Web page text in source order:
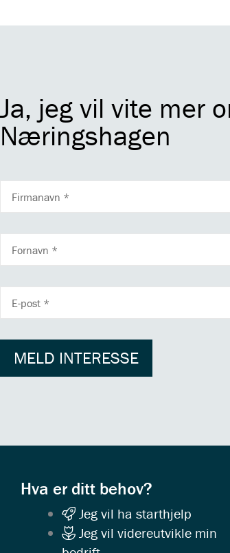
Ja, jeg vil vite mer
Næringshagen
MELD INTERESSE
Hva er ditt behov?
Jeg vil ha starthjelp
Jeg vil videreutvikle min